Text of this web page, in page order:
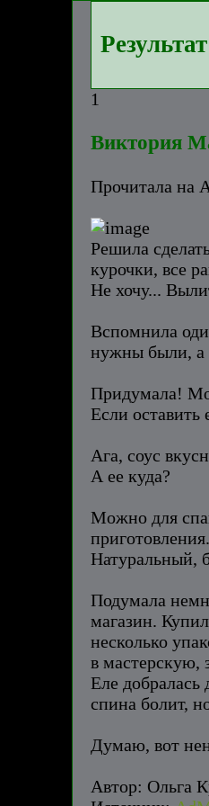
1
Виктория
Прочитала на
Решила
курочки, все
Не хочу...
Вспомнила
нужны были, а
Придумала!
Если оставить
Ага, соус
А ее куда?
Можно для
Натуральный,
Подумала
магазин.
несколько
в мастерскую,
Еле
спина болит,
Думаю, вот
Автор: Ольга